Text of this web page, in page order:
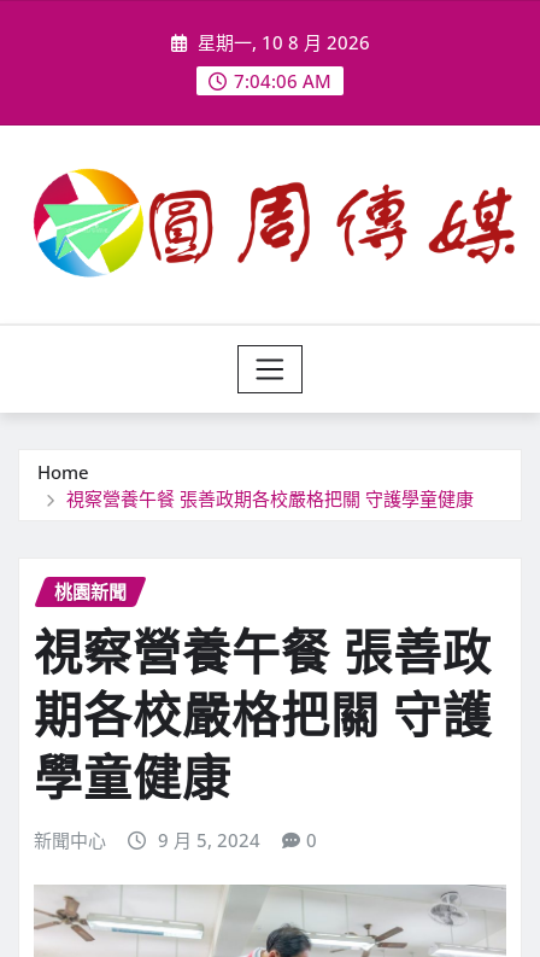
星期一, 10 8 月 2026
7:04:08 AM
Home
視察營養午餐 張善政期各校嚴格把關 守護學童健康
桃園新聞
視察營養午餐 張善政
期各校嚴格把關 守護
學童健康
新聞中心 9 月 5, 2024 0